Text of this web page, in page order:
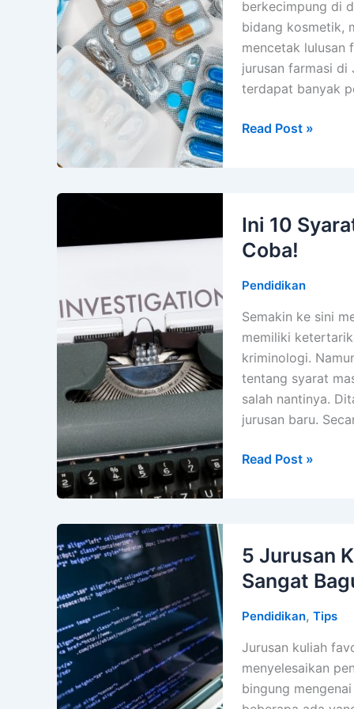
berkecimpung di
bidang kosmetik,
mencetak lulusan
jurusan farmasi
terdapat banyak
8
di
Jogja
Read Post »
Ini 10
Coba!
Pendidikan
Semakin ke sini
memiliki
kriminologi.
tentang syarat
salah nantinya.
jurusan baru.
Ini
Kriminologi,
Harus
Read Post »
5 Jurusan
Sangat
Pendidikan, Tips
Jurusan kuliah
menyelesaikan
bingung